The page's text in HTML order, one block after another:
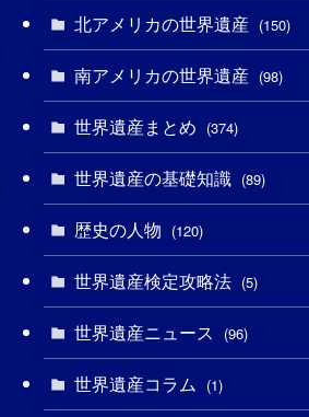
(10)
(10)
(32)
(49)
(5)
(6)
(6)
(1)
(43)
(109)
(4)
(20)
(13)
(1)
(32)
(13)
(2)
(2)
(2)
(25)
(6)
(1)
(1)
(1)
北アメリカの世界遺産 (150)
(31)
(27)
(10)
(5)
南アメリカの世界遺産 (98)
(4)
(9)
(3)
(8)
世界遺産まとめ (374)
世界遺産の基礎知識 (89)
歴史の人物 (120)
世界遺産検定攻略法 (5)
世界遺産ニュース (96)
世界遺産コラム (1)